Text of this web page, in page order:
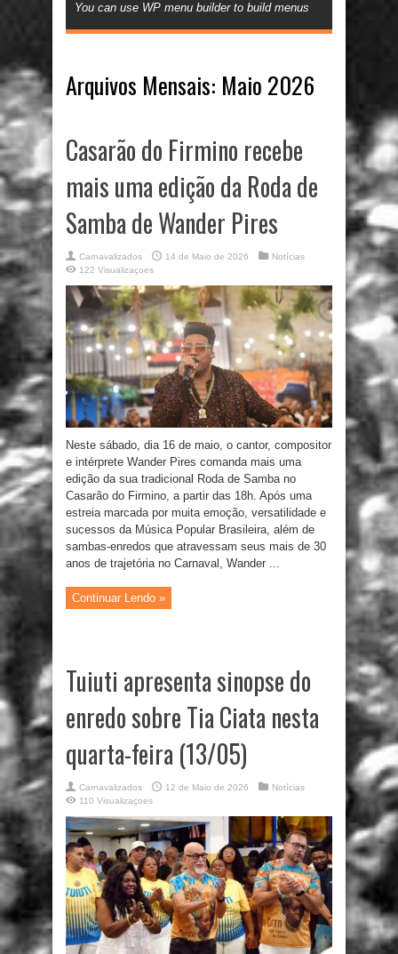
You can use WP menu builder to build menus
Arquivos Mensais: Maio 2026
Casarão do Firmino recebe
mais uma edição da Roda de
Samba de Wander Pires
Carnavalizados 14 de Maio de 2026
Notícias
122 Visualizaçoes
Neste sábado, dia 16 de maio, o cantor, compositor
e intérprete Wander Pires comanda mais uma
edição da sua tradicional Roda de Samba no
Casarão do Firmino, a partir das 18h. Após uma
estreia marcada por muita emoção, versatilidade e
sucessos da Música Popular Brasileira, além de
sambas-enredos que atravessam seus mais de 30
anos de trajetória no Carnaval, Wander ...
Continuar Lendo »
Tuiuti apresenta sinopse do
enredo sobre Tia Ciata nesta
quarta-feira (13/05)
Carnavalizados 12 de Maio de 2026
Notícias
110 Visualizaçoes